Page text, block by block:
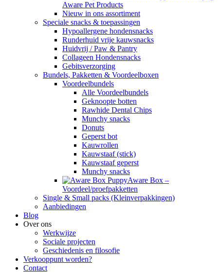
Aware Pet Products
Nieuw in ons assortiment
Speciale snacks & toepassingen
Hypoallergene hondensnacks
Runderhuid vrije kauwsnacks
Huidvrij / Paw & Pantry
Collageen Hondensnacks
Gebitsverzorging
Bundels, Pakketten & Voordeelboxen
Voordeelbundels
Alle Voordeelbundels
Geknoopte botten
Rawhide Dental Chips
Munchy snacks
Donuts
Geperst bot
Kauwrollen
Kauwstaaf (stick)
Kauwstaaf geperst
Munchy snacks
Aware Box –
Voordeel/proefpakketten
Single & Small packs (Kleinverpakkingen)
Aanbiedingen
Blog
Over ons
Werkwijze
Sociale projecten
Geschiedenis en filosofie
Verkooppunt worden?
Contact